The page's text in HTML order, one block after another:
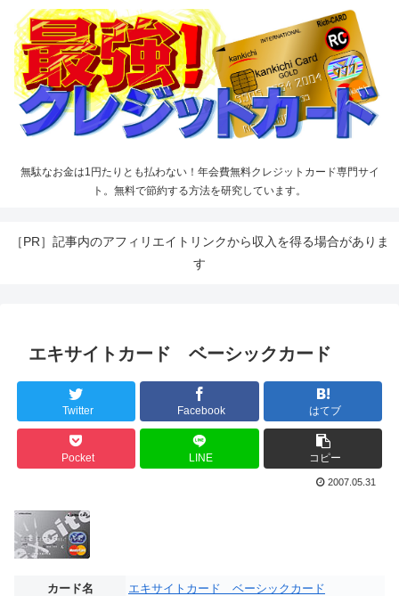
無駄なお金は1円たりとも払わない！年会費無料クレジットカード専門サイ
ト。無料で節約する方法を研究しています。
［PR］記事内のアフィリエイトリンクから収入を得る場合がありま
す
エキサイトカード ベーシックカード
Twitter Facebook はてブ
Pocket LINE コピー
2007.05.31
カード名
エキサイトカード ベーシックカード